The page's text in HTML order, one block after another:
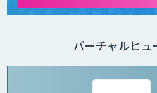
バーチャルヒ